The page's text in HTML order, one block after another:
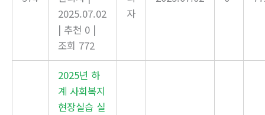
2025.07.02
| 추천 0 |
조회 772
자
2025년 하
계 사회복지
현장실습 실